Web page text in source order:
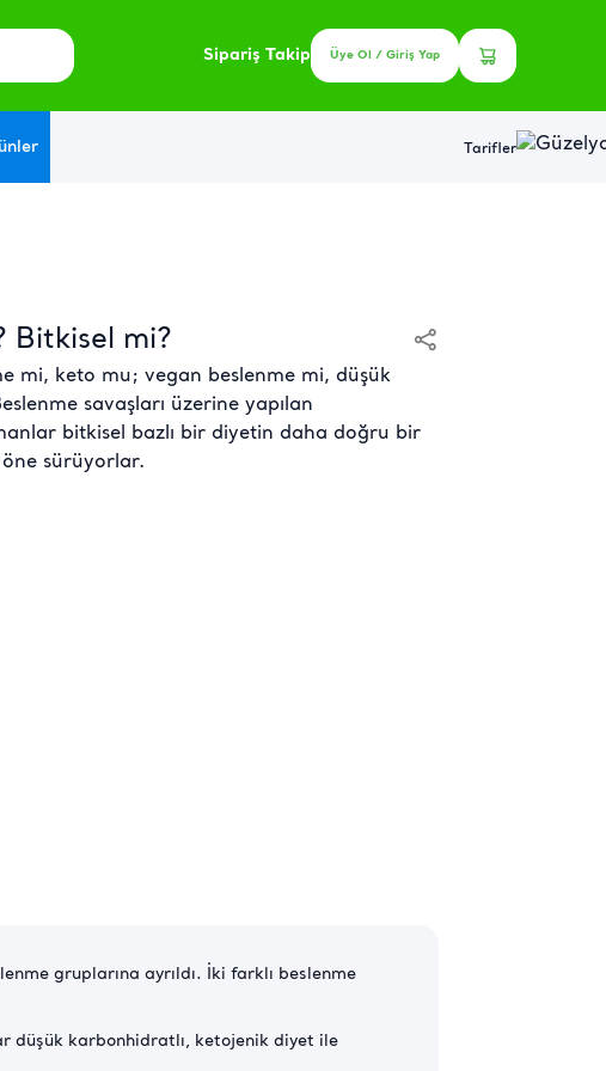
Sipariş Takip Üye Ol / Giriş Yap
Tarifler
Bitkisel mi?
mi, keto mu; vegan beslenme mi, düşük
savaşları üzerine yapılan
bitkisel bazlı bir diyetin daha doğru bir
sürüyorlar.
gruplarına ayrıldı. İki farklı beslenme
düşük karbonhidratlı, ketojenik diyet ile